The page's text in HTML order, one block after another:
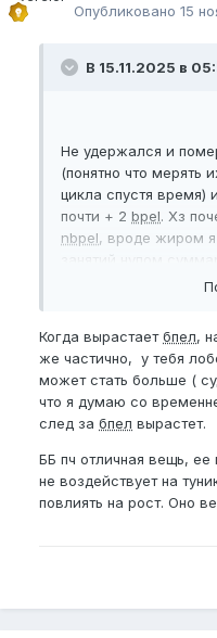
Опубликовано 15
В 15.11.2025 в
Не удержался и
(понятно что мерять
цикла спустя время)
почти + 2 bpel. Хз
nbpel, вроде жиром
Еще появился
На форуме прочитал
попробовать и
у кого то есть опыт,
делать в период
не мешает и можно
Когда вырастаетбпел,
же частично, у тебя
может стать больше (
что я думаю со
след за бпел вырастет.
ББ пч отличная вещь,
не воздействует на
повлиять на рост. Оно